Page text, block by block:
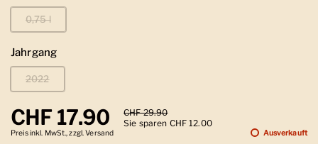
0,75 l
Jahrgang
2022
Regulärer Preis
CHF 17.90 Sale-Preis
CHF 29.90
Sie sparen CHF 12.00
Preis inkl. MwSt., zzgl. Versand Ausverkauft